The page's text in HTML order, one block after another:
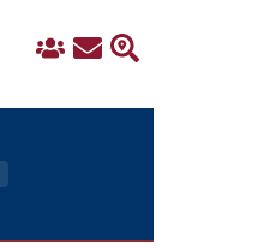
IngresoContacto
Buscar